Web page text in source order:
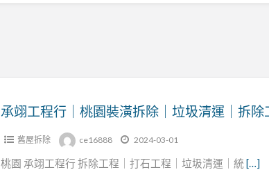
承翊工程行｜桃園裝潢拆除｜垃圾清運｜拆除
舊屋拆除 ce16888 2024-03-01
桃園 承翊工程行 拆除工程｜打石工程｜垃圾清運｜統 […]